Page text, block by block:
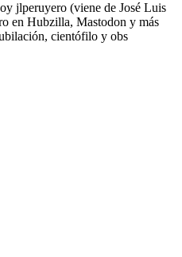
jlperuyero (viene de José Luis
en Hubzilla, Mastodon y más
cientófilo y obs